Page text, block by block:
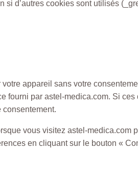
si d’autres cookies sont utilisés
votre appareil sans votre
fourni par astel-medica.com. Si
consentement.
vous visitez astel-
en cliquant sur le bouton «